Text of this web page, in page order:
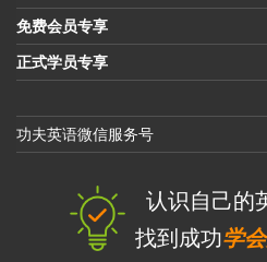
免费会员专享
正式学员专享
功夫英语微信服务号
认识自己的
找到成功学